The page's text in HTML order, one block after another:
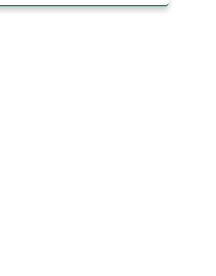
আমদানি নির্ভরতা ভেঙে নিজস্ব